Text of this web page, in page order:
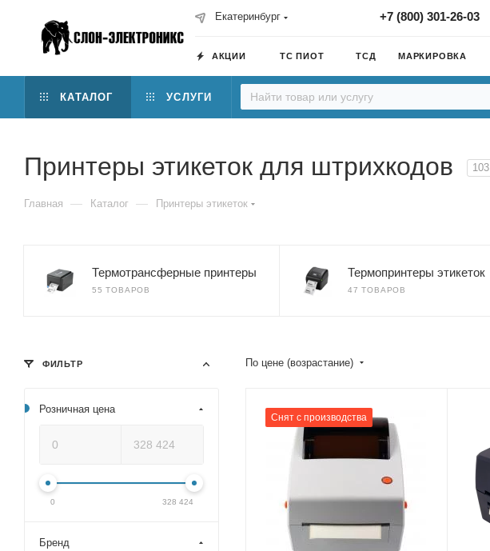
Екатеринбург +7 (800) 301-26-03
АКЦИИ ТС ПИОТ ТСД МАРКИРОВКА
КАТАЛОГ УСЛУГИ
Принтеры этикеток для штрихкодов 103
Главная — Каталог — Принтеры этикеток
Термотрансферные принтеры
55 ТОВАРОВ
Термопринтеры этикеток
47 ТОВАРОВ
По цене (возрастание)
Снят с производства
ФИЛЬТР
Розничная цена
0 328 424
Бренд